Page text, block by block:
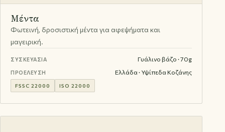
Μέντα
Φωτεινή, δροσιστική μέντα για αφεψήματα και
μαγειρική.
ΣΥΣΚΕΥΑΣΊΑ Γυάλινο βάζο · 70g
ΠΡΟΈΛΕΥΣΗ Ελλάδα · Υψίπεδα Κοζάνης
FSSC 22000 ISO 22000